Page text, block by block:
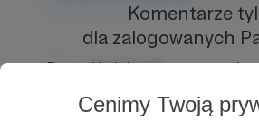
Cenimy Twoją
Użytkownik
Komentarze
dla zalogowanych
Prowadź ciekawe rozmowy z
dostęp!